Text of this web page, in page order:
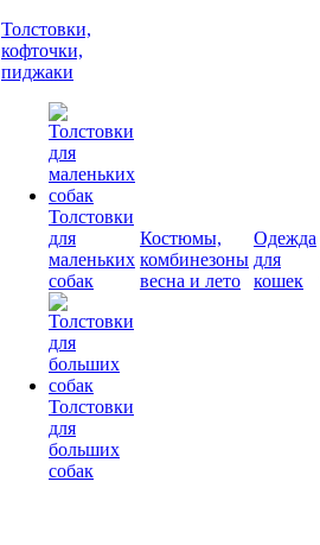
Толстовки,
кофточки,
пиджаки
Толстовки
для
маленьких
собак
Толстовки
для
больших
собак
Костюмы,
комбинезоны
весна и лето
Одежда
для
кошек